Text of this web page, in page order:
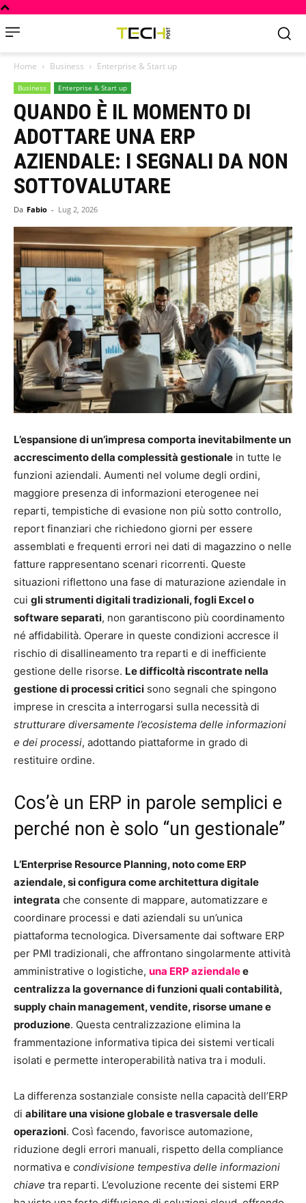
Home Business Enterprise & Start up
Business Enterprise & Start up
QUANDO È IL MOMENTO DI
ADOTTARE UNA ERP
AZIENDALE: I SEGNALI DA NON
SOTTOVALUTARE
Da Fabio - Lug 2, 2026
L’espansione di un’impresa comporta inevitabilmente un
accrescimento della complessità gestionale in tutte le
funzioni aziendali. Aumenti nel volume degli ordini,
maggiore presenza di informazioni eterogenee nei
reparti, tempistiche di evasione non più sotto controllo,
report finanziari che richiedono giorni per essere
assemblati e frequenti errori nei dati di magazzino o nelle
fatture rappresentano scenari ricorrenti. Queste
situazioni riflettono una fase di maturazione aziendale in
cui gli strumenti digitali tradizionali, fogli Excel o
software separati, non garantiscono più coordinamento
né affidabilità. Operare in queste condizioni accresce il
rischio di disallineamento tra reparti e di inefficiente
gestione delle risorse. Le difficoltà riscontrate nella
gestione di processi critici sono segnali che spingono
imprese in crescita a interrogarsi sulla necessità di
strutturare diversamente l’ecosistema delle informazioni
e dei processi, adottando piattaforme in grado di
restituire ordine.
Cos’è un ERP in parole semplici e
perché non è solo “un gestionale”
L’Enterprise Resource Planning, noto come ERP
aziendale, si configura come architettura digitale
integrata che consente di mappare, automatizzare e
coordinare processi e dati aziendali su un’unica
piattaforma tecnologica. Diversamente dai software ERP
per PMI tradizionali, che affrontano singolarmente attività
amministrative o logistiche, una ERP aziendalee
centralizza la governance di funzioni quali contabilità,
supply chain management, vendite, risorse umane e
produzione. Questa centralizzazione elimina la
frammentazione informativa tipica dei sistemi verticali
isolati e permette interoperabilità nativa tra i moduli.
La differenza sostanziale consiste nella capacità dell’ERP
di abilitare una visione globale e trasversale delle
operazioni. Così facendo, favorisce automazione,
riduzione degli errori manuali, rispetto della compliance
normativa e condivisione tempestiva delle informazioni
chiave tra reparti. L’evoluzione recente dei sistemi ERP